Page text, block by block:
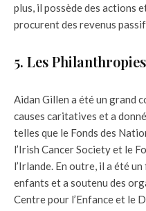
plus, il possède des actions
procurent des revenus
5. Les
Aidan Gillen a été un grand
causes caritatives et a
telles que le Fonds des
l’Irish Cancer Society et le
l’Irlande. En outre, il a été
enfants et a soutenu des
Centre pour l’Enfance et le